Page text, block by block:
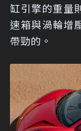
缸引擎的重量
速箱與渦輪增
帶勁的。